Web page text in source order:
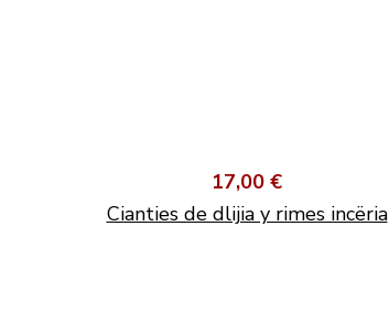
17,00 €
Cianties de dlijia y rimes incëria